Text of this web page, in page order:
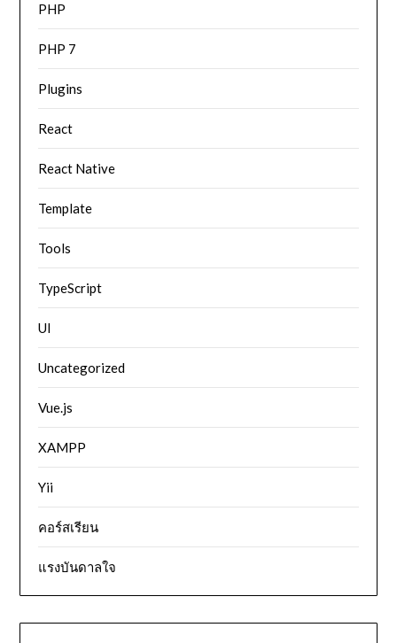
PHP
PHP 7
Plugins
React
React Native
Template
Tools
TypeScript
UI
Uncategorized
Vue.js
XAMPP
Yii
คอร์สเรียน
แรงบันดาลใจ